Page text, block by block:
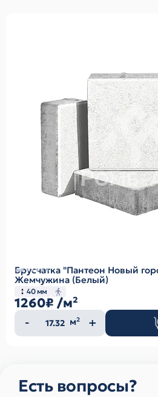
Брусчатка "Пантеон Новый
Жемчужина (Белый)
40 мм
1260₽ /м²
Количество
товара
м²
Есть вопросы?